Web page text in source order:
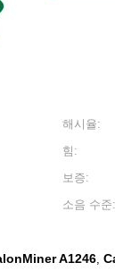
해시율:
힘:
보증:
소음 수준:
A1246,